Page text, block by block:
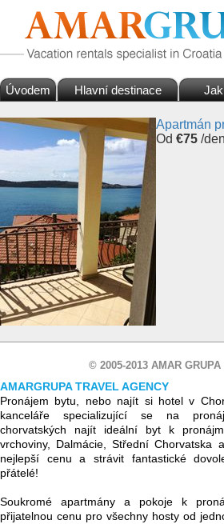
Úvodem Hlavní destinace
Apartmán
Od €75 /
© 2005-2013 AMAR GRUPA
AMARGRUPA TRAVEL AGENCY
Pronájem bytu, nebo najít si hotel v
kanceláře specializující se na
chorvatských najít ideální byt k
vrchoviny, Dalmácie, Střední Chorvatska
nejlepší cenu a strávit fantastické
přátelé!
Soukromé apartmány a pokoje k
přijatelnou cenu pro všechny hosty od